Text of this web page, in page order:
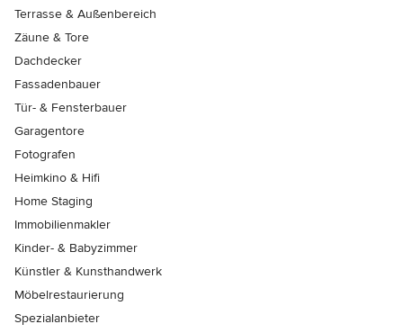
Terrasse & Außenbereich
Zäune & Tore
Dachdecker
Fassadenbauer
Tür- & Fensterbauer
Garagentore
Fotografen
Heimkino & Hifi
Home Staging
Immobilienmakler
Kinder- & Babyzimmer
Künstler & Kunsthandwerk
Möbelrestaurierung
Spezialanbieter